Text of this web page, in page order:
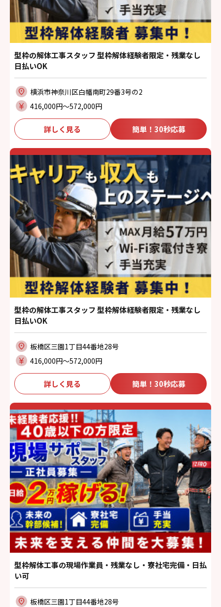
型枠の解体工事スタッフ 型枠解体経験者限定・残業なし
日払いOK
横浜市神奈川区白幡南町29番3号の2
416,000円〜572,000円
詳しく見る 簡単！30秒応募
型枠の解体工事スタッフ 型枠解体経験者限定・残業なし
日払いOK
板橋区三園1丁目44番地28号
416,000円〜572,000円
詳しく見る 簡単！30秒応募
型枠解体工事の現場作業員・残業なし・寮社宅完備・日払
い可
板橋区三園1丁目44番地28号